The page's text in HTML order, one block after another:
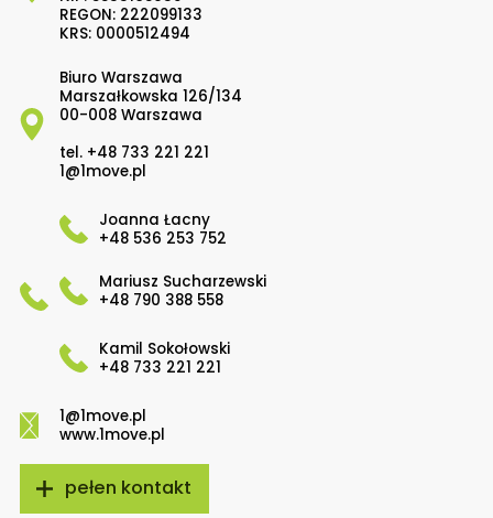
REGON: 222099133
KRS: 0000512494
Biuro Warszawa
Marszałkowska 126/134
00-008 Warszawa
tel. +48 733 221 221
1@1move.pl
Joanna Łacny
+48 536 253 752
Mariusz Sucharzewski
+48 790 388 558
Kamil Sokołowski
+48 733 221 221
1@1move.pl
www.1move.pl
pełen kontakt